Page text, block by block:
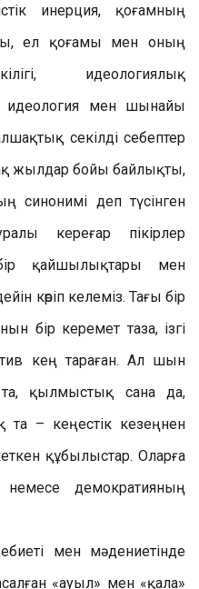
инерция, қоғамның
ел қоғамы мен оның
идеологиялық
идеология мен шынайы
секілді себептер
жылдар бойы байлықты,
синонимі деп түсінген
кереғар пікірлер
қайшылықтары мен
көріп келеміз. Тағы бір
бір керемет таза, ізгі
кең тараған. Ал шын
та, қылмыстық сана да,
– кеңестік кезеңнен
құбылыстар. Оларға
демократияның
мен мәдениетінде
«ауыл» мен «қала»